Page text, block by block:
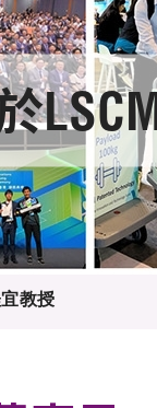
教授